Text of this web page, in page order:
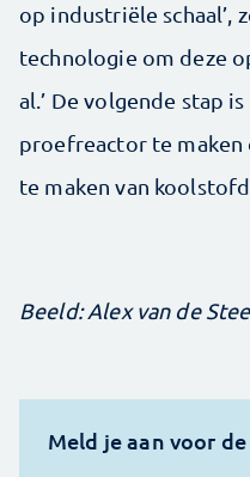
op industriële schaal’,
technologie om deze
al.’ De volgende stap
proefreactor te
te maken van
Beeld: Alex van de
Meld je aan voor